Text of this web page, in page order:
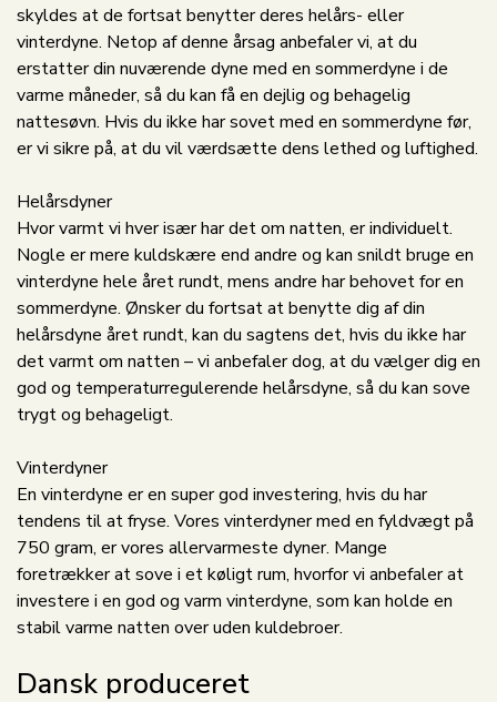
skyldes at de fortsat benytter deres helårs- eller
vinterdyne. Netop af denne årsag anbefaler vi, at du
erstatter din nuværende dyne med en sommerdyne i de
varme måneder, så du kan få en dejlig og behagelig
nattesøvn. Hvis du ikke har sovet med en sommerdyne før,
er vi sikre på, at du vil værdsætte dens lethed og luftighed.
Helårsdyner
Hvor varmt vi hver især har det om natten, er individuelt.
Nogle er mere kuldskære end andre og kan snildt bruge en
vinterdyne hele året rundt, mens andre har behovet for en
sommerdyne. Ønsker du fortsat at benytte dig af din
helårsdyne året rundt, kan du sagtens det, hvis du ikke har
det varmt om natten – vi anbefaler dog, at du vælger dig en
god og temperaturregulerende helårsdyne, så du kan sove
trygt og behageligt.
Vinterdyner
En vinterdyne er en super god investering, hvis du har
tendens til at fryse. Vores vinterdyner med en fyldvægt på
750 gram, er vores allervarmeste dyner. Mange
foretrækker at sove i et køligt rum, hvorfor vi anbefaler at
investere i en god og varm vinterdyne, som kan holde en
stabil varme natten over uden kuldebroer.
Dansk produceret